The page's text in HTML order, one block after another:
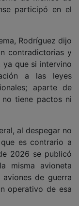
participó en el
Rodríguez dijo
contradictorias y
ya que si intervino
a las leyes
aparte de
tiene pactos ni
al despegar no
es contrario a
2026 se publicó
misma avioneta
de guerra
operativo de esa